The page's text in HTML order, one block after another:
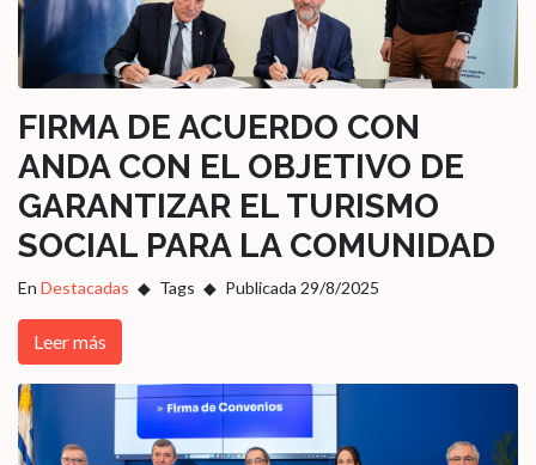
FIRMA DE ACUERDO CON
ANDA CON EL OBJETIVO DE
GARANTIZAR EL TURISMO
SOCIAL PARA LA COMUNIDAD
En Destacadas Tags Publicada 29/8/2025
Leer más